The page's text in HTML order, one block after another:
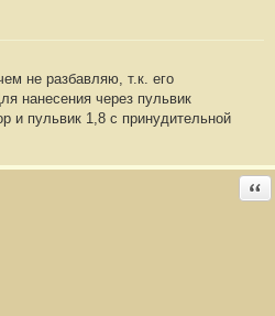
не разбавляю, т.к. его
нанесения через пульвик
и пульвик 1,8 с принудительной